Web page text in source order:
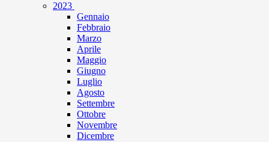
2023
Gennaio
Febbraio
Marzo
Aprile
Maggio
Giugno
Luglio
Agosto
Settembre
Ottobre
Novembre
Dicembre